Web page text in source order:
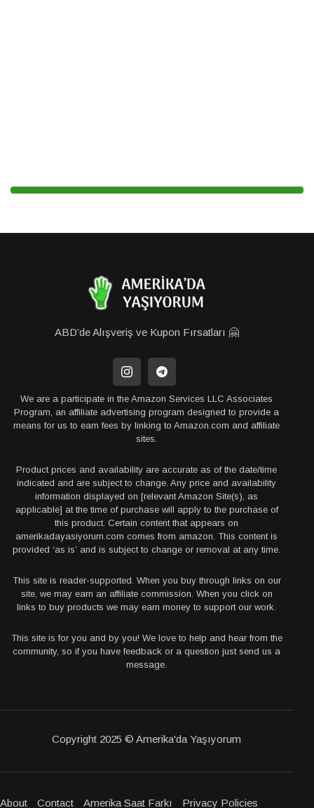
ABD’de Alışveriş ve Kupon Fırsatları 🤗
We are a participate in the Amazon Services LLC Associates
Program, an affiliate advertising program designed to provide a
means for us to earn fees by linking to Amazon.com and affiliate
sites.
Product prices and availability are accurate as of the date/time
indicated and are subject to change. Any price and availability
information displayed on [relevant Amazon Site(s), as
applicable] at the time of purchase will apply to the purchase of
this product. Certain content that appears on
amerikadayasiyorum.com comes from amazon. This content is
provided ‘as is’ and is subject to change or removal at any time.
This site is reader-supported. When you buy through links on our
site, we may earn an affiliate commission. When you click on
links to buy products we may earn money to support our work.
This site is for you and by you! We love to help and hear from the
community, so if you have feedback or a question just send us a
message.
Copyright 2025 © Amerika'da Yaşıyorum
About Contact Amerika Saat Farkı Privacy Policies